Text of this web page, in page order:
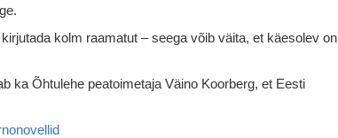
kolm raamatut – seega võib väita, et käesolev on
ka Õhtulehe peatoimetaja Väino Koorberg, et Eesti